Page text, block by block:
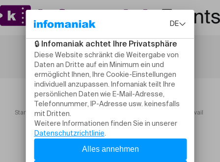
Startseite Comprendre et intégrer la neurodivergence au travail